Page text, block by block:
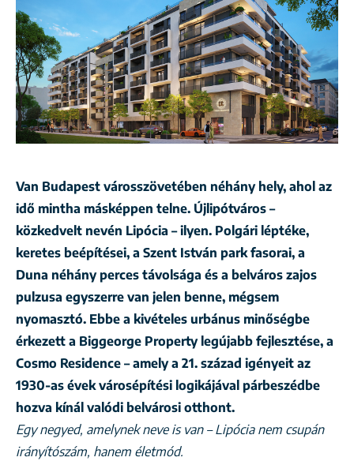
Van Budapest városszövetében néhány hely, ahol az
idő mintha másképpen telne. Újlipótváros –
közkedvelt nevén Lipócia – ilyen. Polgári léptéke,
keretes beépítései, a Szent István park fasorai, a
Duna néhány perces távolsága és a belváros zajos
pulzusa egyszerre van jelen benne, mégsem
nyomasztó. Ebbe a kivételes urbánus minőségbe
érkezett a Biggeorge Property legújabb fejlesztése, a
Cosmo Residence – amely a 21. század igényeit az
1930-as évek városépítési logikájával párbeszédbe
hozva kínál valódi belvárosi otthont.
Egy negyed, amelynek neve is van – Lipócia nem csupán
irányítószám, hanem életmód.